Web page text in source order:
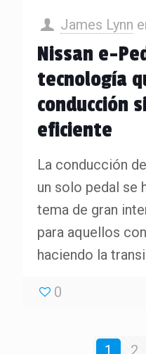
James Lynn
Nissan e-
tecnología
conducción
eficiente
La conducción
un solo pedal se
tema de gran
para aquellos
haciendo la
0
1 2